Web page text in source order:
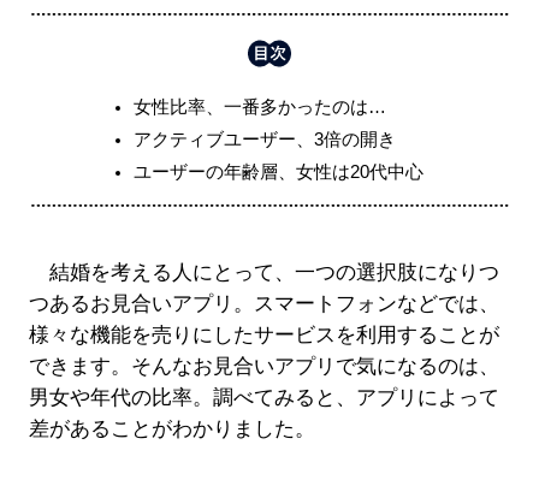
女性比率、一番多かったのは…
アクティブユーザー、3倍の開き
ユーザーの年齢層、女性は20代中心
結婚を考える人にとって、一つの選択肢になりつ
つあるお見合いアプリ。スマートフォンなどでは、
様々な機能を売りにしたサービスを利用することが
できます。そんなお見合いアプリで気になるのは、
男女や年代の比率。調べてみると、アプリによって
差があることがわかりました。